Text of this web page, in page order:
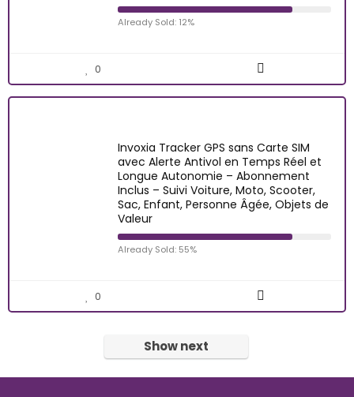
Already Sold: 12%
0
Invoxia Tracker GPS sans Carte SIM
avec Alerte Antivol en Temps Réel et
Longue Autonomie – Abonnement
Inclus – Suivi Voiture, Moto, Scooter,
Sac, Enfant, Personne Âgée, Objets de
Valeur
Already Sold: 55%
0
Show next